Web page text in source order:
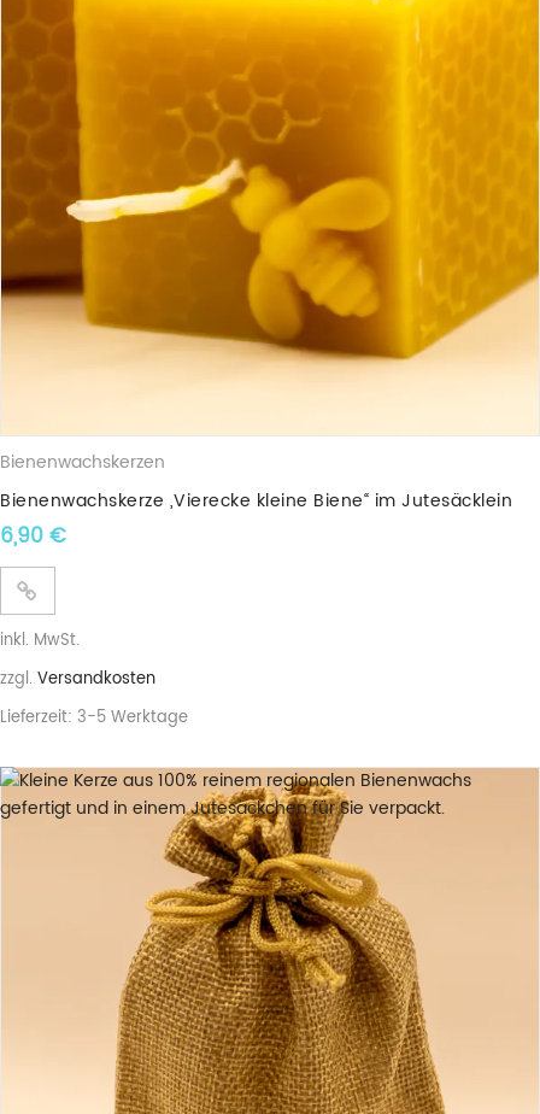
Bienenwachskerzen
Bienenwachskerze „Vierecke kleine Biene“ im Jutesäcklein
6,90€
inkl. MwSt.
zzgl. Versandkosten
Lieferzeit: 3-5 Werktage